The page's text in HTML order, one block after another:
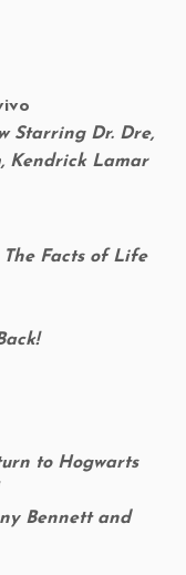
Starring Dr. Dre,
Kendrick Lamar
Facts of Life
to Hogwarts
Bennett and